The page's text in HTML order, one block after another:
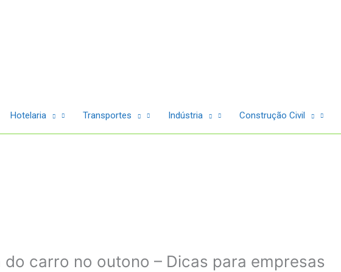
Hotelaria Transportes Indústria Construção Civil
carro no outono – Dicas para empresas